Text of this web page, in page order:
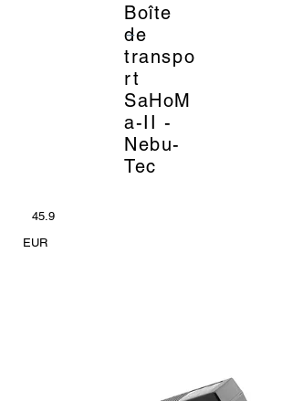
Boîte
de
transpo
rt
SaHoM
a-II -
Nebu-
Tec
_
45.9
EUR